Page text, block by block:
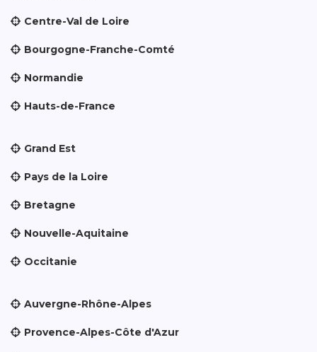
Centre-Val de Loire
Bourgogne-Franche-Comté
Normandie
Hauts-de-France
Grand Est
Pays de la Loire
Bretagne
Nouvelle-Aquitaine
Occitanie
Auvergne-Rhône-Alpes
Provence-Alpes-Côte d'Azur